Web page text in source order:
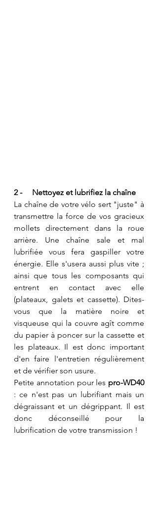
2 -     Nettoyez et lubrifiez la chaîne
La chaîne de votre vélo sert "juste" à
transmettre la force de vos gracieux
mollets directement dans la roue
arrière. Une chaîne sale et mal
lubrifiée vous fera gaspiller votre
énergie. Elle s'usera aussi plus vite ;
ainsi que tous les composants qui
entrent en contact avec elle
(plateaux, galets et cassette). Dites-
vous que la matière noire et
visqueuse qui la couvre agît comme
du papier à poncer sur la cassette et
les plateaux. Il est donc important
d'en faire l'entretien régulièrement
et de vérifier son usure.
Petite annotation pour les
pro-WD40
: ce n'est pas un lubrifiant mais un
dégraissant et un dégrippant. Il est
donc déconseillé pour la
lubrification de votre transmission !